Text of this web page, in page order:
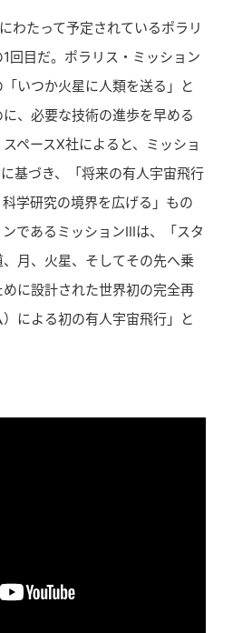
わたって予定されているポラリ
回目だ。ポラリス・ミッション
いつか火星に人類を送る」と
、必要な技術の進歩を早める
ペースX社によると、ミッショ
基づき、「将来の有人宇宙飛行
学研究の境界を広げる」もの
であるミッションIIIは、「スタ
月、火星、そしてその先へ乗
に設計された世界初の完全再
による初の有人宇宙飛行」と